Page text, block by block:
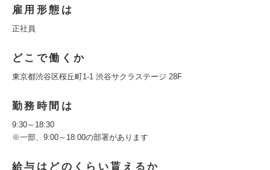
雇用形態は
正社員
どこで働くか
東京都渋谷区桜丘町1-1 渋谷サクラステージ 28F
勤務時間は
9:30～18:30
※一部、9:00～18:00の部署があります
給与はどのくらい貰えるか